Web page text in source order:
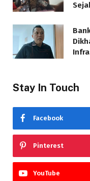
Stay In Touch
Facebook
Pinterest
YouTube